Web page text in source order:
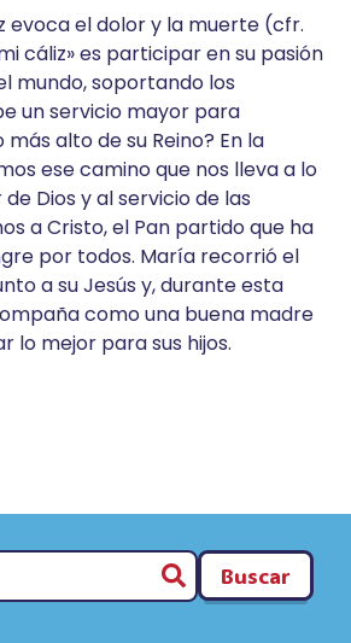
evoca el dolor y la muerte (cfr.
cáliz» es participar en su pasión
mundo, soportando los
un servicio mayor para
alto de su Reino? En la
ese camino que nos lleva a lo
Dios y al servicio de las
a Cristo, el Pan partido que ha
por todos. María recorrió el
a su Jesús y, durante esta
como una buena madre
lo mejor para sus hijos.
Buscar